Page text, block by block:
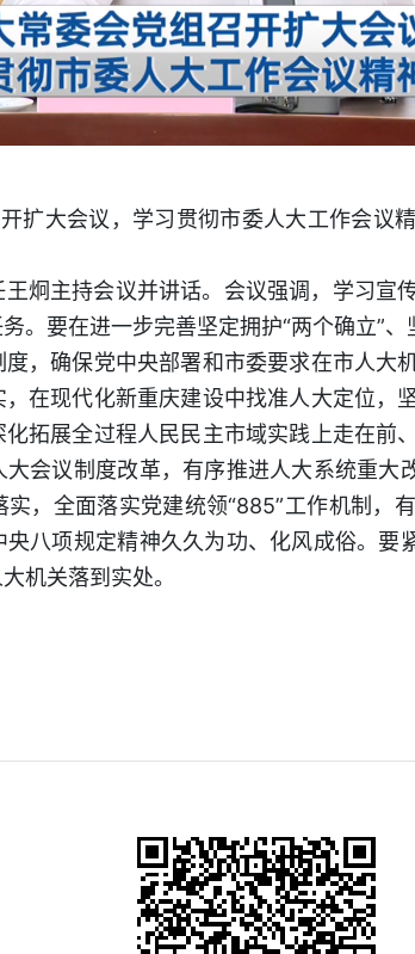
扩大会议，学习贯彻市委人大工作会议
炯主持会议并讲话。会议强调，学习宣
。要在进一步完善坚定拥护“两个确立”、
，确保党中央部署和市委要求在市人大
在现代化新重庆建设中找准人大定位，
拓展全过程人民民主市域实践上走在前
会议制度改革，有序推进人大系统重大
，全面落实党建统领“885”工作机制，
八项规定精神久久为功、化风成俗。要
机关落到实处。